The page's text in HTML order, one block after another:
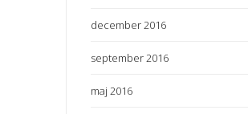
december 2016
september 2016
maj 2016